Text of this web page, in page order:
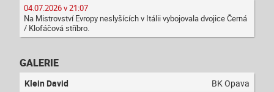
04.07.2026 v 21:07
Na Mistrovství Evropy neslyšících v Itálii vybojovala dvojice Černá
/ Klofáčová stříbro.
GALERIE
Klein David BK Opava